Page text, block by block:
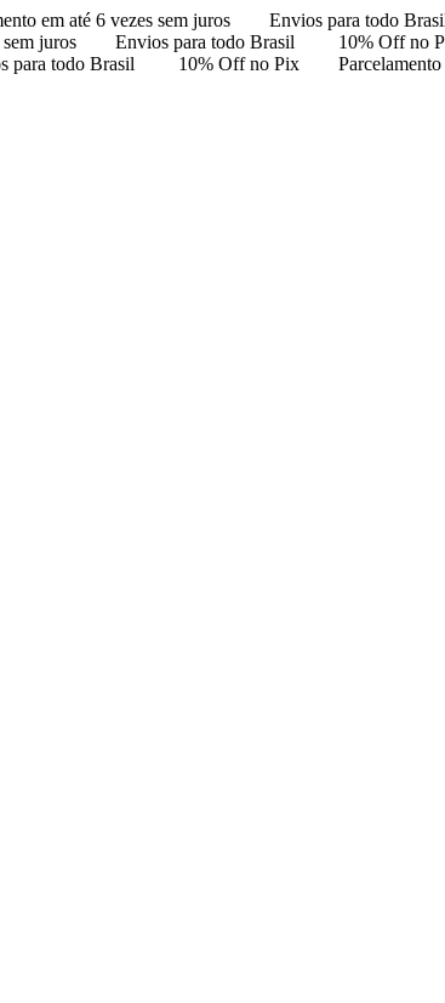
em até 6 vezes sem juros Envios para todo
juros Envios para todo Brasil 10% Off no
para todo Brasil 10% Off no Pix